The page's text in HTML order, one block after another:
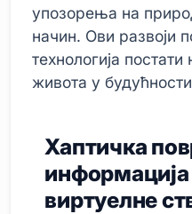
упозорења на
начин. Ови развоји
технологија
живота у
Хаптичка
информација
виртуелне